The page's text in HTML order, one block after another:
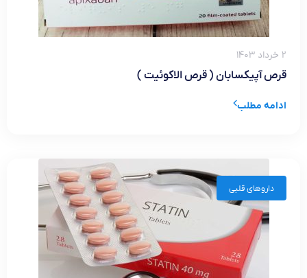
۲ خرداد ۱۴۰۳
قرص آپیکسابان ( قرص الاکوئیت )
ادامه مطلب
داروهای قلبی